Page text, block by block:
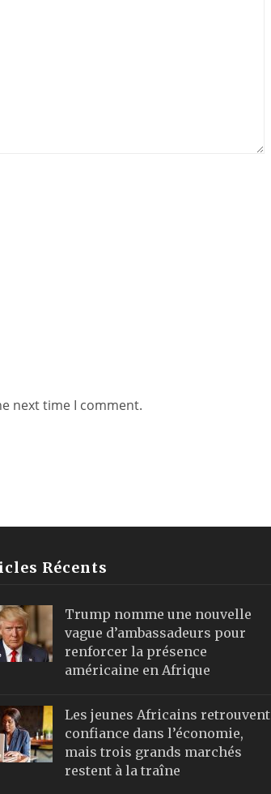
next time I comment.
Récents
Trump nomme une nouvelle
vague d’ambassadeurs pour
renforcer la présence
américaine en Afrique
Les jeunes Africains retrouvent
confiance dans l’économie,
mais trois grands marchés
restent à la traîne